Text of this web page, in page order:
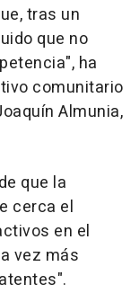
tras un
que no
ha
comunitario
Almunia,
que la
cerca el
en el
vez más